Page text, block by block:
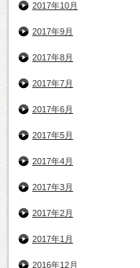
2017年10月
2017年9月
2017年8月
2017年7月
2017年6月
2017年5月
2017年4月
2017年3月
2017年2月
2017年1月
2016年12月